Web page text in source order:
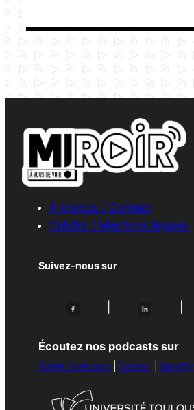
À propos / Contact
Crédits / Mentions légales
Suivez-nous sur
Écoutez nos podcasts sur
Apple Podcasts Deezer Spotify